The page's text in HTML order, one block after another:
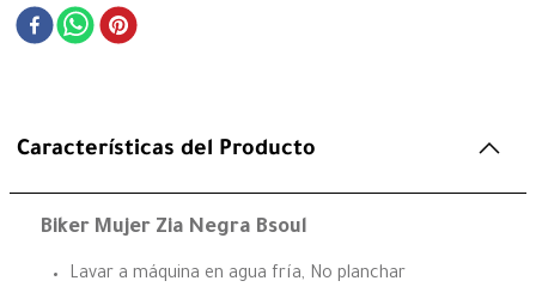
Características del Producto
Biker Mujer Zia Negra Bsoul
Lavar a máquina en agua fría, No planchar